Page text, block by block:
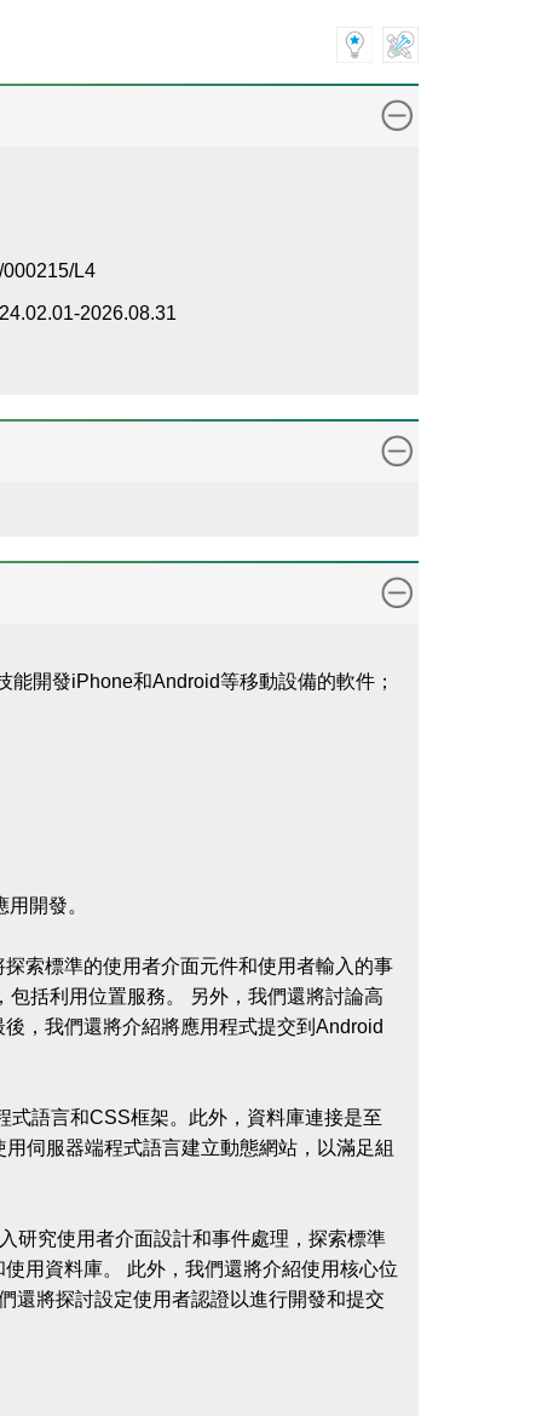
000215/L4
2026.08.31
開發iPhone和Android等移動設備的軟件；
開發。
索標準的使用者介面元件和使用者輸入的事
括利用位置服務。 另外，我們還將討論高
，我們還將介紹將應用程式提交到Android
式語言和CSS框架。此外，資料庫連接是至
伺服器端程式語言建立動態網站，以滿足組
研究使用者介面設計和事件處理，探索標準
用資料庫。 此外，我們還將介紹使用核心位
還將探討設定使用者認證以進行開發和提交